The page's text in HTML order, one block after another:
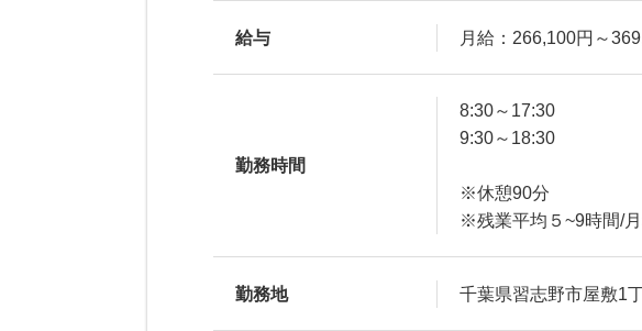
給与 月給：266,100円～
勤務時間
8:30～17:30
9:30～18:30
※休憩90分
※残業平均５~9時間/
勤務地 千葉県習志野市屋敷1